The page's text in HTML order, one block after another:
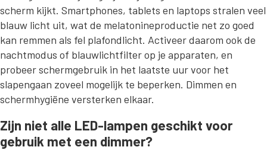
scherm kijkt. Smartphones, tablets en laptops stralen veel
blauw licht uit, wat de melatonineproductie net zo goed
kan remmen als fel plafondlicht. Activeer daarom ook de
nachtmodus of blauwlichtfilter op je apparaten, en
probeer schermgebruik in het laatste uur voor het
slapengaan zoveel mogelijk te beperken. Dimmen en
schermhygiëne versterken elkaar.
Zijn niet alle LED-lampen geschikt voor
gebruik met een dimmer?